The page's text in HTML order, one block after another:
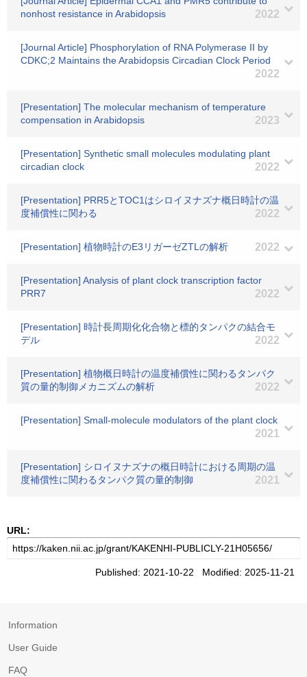
nonhost resistance in Arabidopsis
2022
[Journal Article] Phosphorylation of RNA Polymerase II by
CDKC;2 Maintains the Arabidopsis Circadian Clock Period
2022
[Presentation] The molecular mechanism of temperature
compensation in Arabidopsis
2023
[Presentation] Synthetic small molecules modulating plant
circadian clock
2022
[Presentation] PRR5とTOC1はシロイヌナズナ概日時計の温
度補償性に関わる
2022
[Presentation] 植物時計のE3リガーゼZTLの解析 2022
[Presentation] Analysis of plant clock transcription factor
PRR7
2022
[Presentation] 時計長周期化化合物と標的タンパクの結合モ
デル
2022
[Presentation] 植物概日時計の温度補償性に関わるタンパク
質の量的制御メカニズムの解析
2022
[Presentation] Small-molecule modulators of the plant clock
2021
[Presentation] シロイヌナズナの概日時計における周期の温
度補償性に関わるタンパク質の量的制御
2021
URL:
Published: 2021-10-22 Modified: 2025-11-21
Information
User Guide
FAQ